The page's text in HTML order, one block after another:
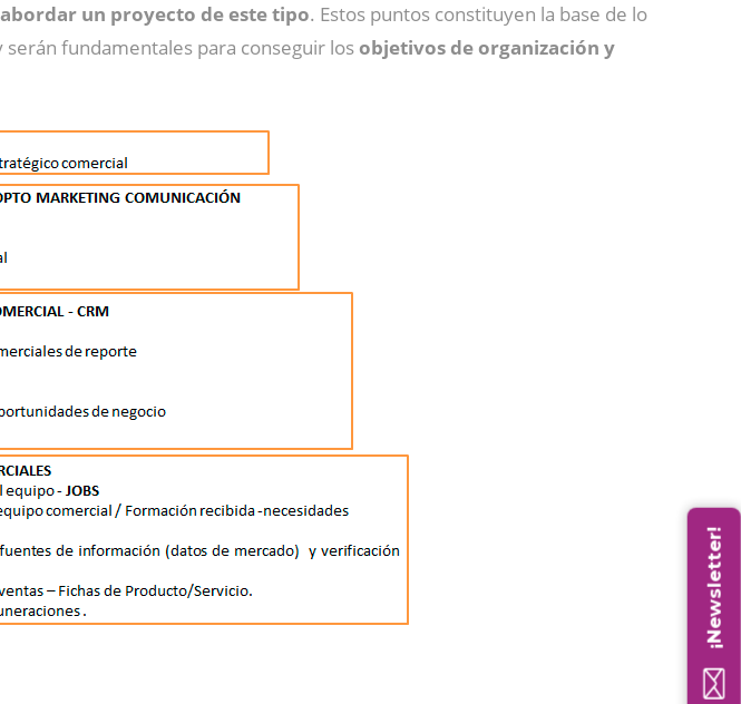
un proyecto de este tipo. Estos puntos constituyen la base de lo
serán fundamentales para conseguir losobjetivos de organización y
¡Newsletter!